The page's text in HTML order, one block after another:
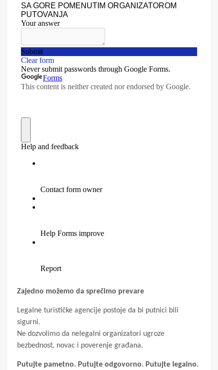
Zajedno možemo da sprečimo prevare
Legalne turističke agencije postoje da bi putnici bili
sigurni.
Ne dozvolimo da nelegalni organizatori ugroze
bezbednost, novac i poverenje građana.
Putujte pametno. Putujte odgovorno. Putujte legalno.